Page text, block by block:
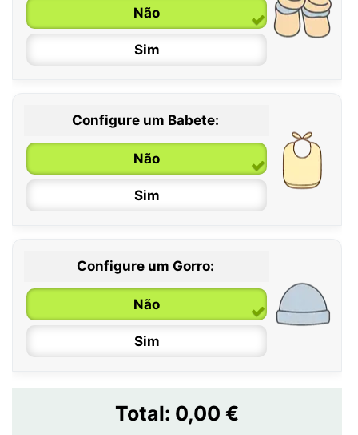
6 / 12 meses
12 / 18 meses
Não
Sim
Configure um Babete:
Não
Sim
Configure um Gorro:
Não
Sim
Total: 0,00 €